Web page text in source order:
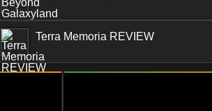
Terra Memoria REVIEW